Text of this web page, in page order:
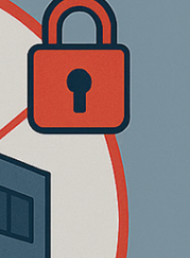
stimmt dem KRITIS-
zu – wichtiger
offene Fragen